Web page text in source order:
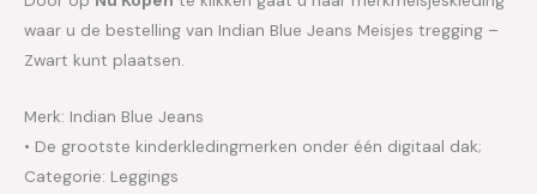
waar u de bestelling van Indian Blue Jeans Meisjes tregging –
Zwart kunt plaatsen.
Merk: Indian Blue Jeans
• De grootste kinderkledingmerken onder één digitaal dak;
Categorie: Leggings